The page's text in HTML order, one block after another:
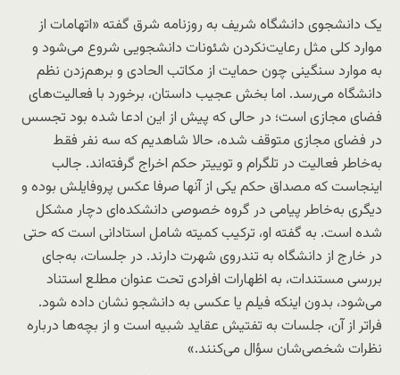
یک دانشجوی دانشگاه شریف به روزنامه شرق گفته «اتهامات از
موارد کلی مثل رعایت‌نکردن شئونات دانشجویی شروع می‌شود و
به موارد سنگینی چون حمایت از مکاتب الحادی و برهم‌زدن نظم
دانشگاه می‌رسد. اما بخش عجیب داستان، برخورد با فعالیت‌های
فضای مجازی است؛ در حالی که پیش از این ادعا شده بود تجسس
در فضای مجازی متوقف شده، حالا شاهدیم که سه نفر فقط
به‌خاطر فعالیت در تلگرام و توییتر حکم اخراج گرفته‌اند. جالب
اینجاست که مصداق حکم یکی از آنها صرفا عکس پروفایلش بوده و
دیگری به‌خاطر پیامی در گروه خصوصی دانشکده‌ای دچار مشکل
شده است. به گفته او، ترکیب کمیته شامل استادانی است که حتی
در خارج از دانشگاه به تندروی شهرت دارند. در جلسات، به‌جای
بررسی مستندات، به اظهارات افرادی تحت عنوان مطلع استناد
می‌شود، بدون اینکه فیلم یا عکسی به دانشجو نشان داده شود.
فراتر از آن، جلسات به تفتیش عقاید شبیه است و از بچه‌ها درباره
نظرات شخصی‌شان سؤال می‌کنند.»